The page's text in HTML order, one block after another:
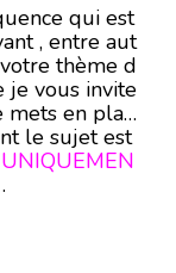
qui est
, entre aut
thème d
je vous invite
mets en plac
le sujet est
UNIQUEMEN